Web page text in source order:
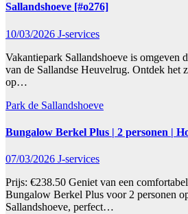
Sallandshoeve [#o276]
10/03/2026 J-services
Vakantiepark Sallandshoeve is omgeven
van de Sallandse Heuvelrug. Ontdek het
op…
Park de Sallandshoeve
Bungalow Berkel Plus | 2 personen |
07/03/2026 J-services
Prijs: €238.50 Geniet van een
Bungalow Berkel Plus voor 2 personen
Sallandshoeve, perfect…